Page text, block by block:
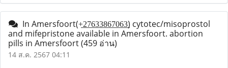
In Amersfoort(+̲2̲7̲6̲3̲3̲8̲6̲7̲0̲6̲3̲) cytotec/misoprostol
and mifepristone available in Amersfoort. abortion
pills in Amersfoort(459 อ่าน)
14 ส.ค. 2567 04:11